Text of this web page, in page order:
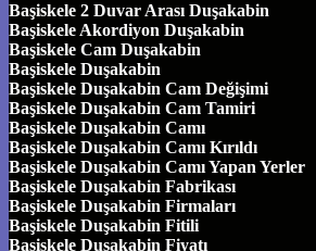
Başiskele 2 Duvar Arası Duşakabin
Başiskele Akordiyon Duşakabin
Başiskele Cam Duşakabin
Başiskele Duşakabin
Başiskele Duşakabin Cam Değişimi
Başiskele Duşakabin Cam Tamiri
Başiskele Duşakabin Camı
Başiskele Duşakabin Camı Kırıldı
Başiskele Duşakabin Camı Yapan Yerler
Başiskele Duşakabin Fabrikası
Başiskele Duşakabin Firmaları
Başiskele Duşakabin Fitili
Başiskele Duşakabin Fiyatı